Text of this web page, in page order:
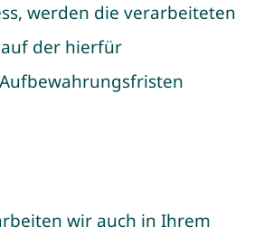
werden die verarbeiteten
der hierfür
wir auch in Ihrem